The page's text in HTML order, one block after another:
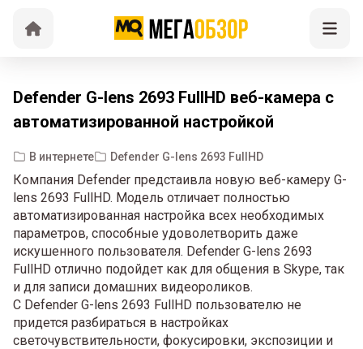
Defender G-lens 2693 FullHD веб-камера с
автоматизированной настройкой
В интернете Defender G-lens 2693 FullHD
Компания Defender предстаивла новую веб-камеру G-
lens 2693 FullHD. Модель отличает полностью
автоматизированная настройка всех необходимых
параметров, способные удоволетворить даже
искушенного пользователя. Defender G-lens 2693
FullHD отлично подойдет как для общения в Skype, так
и для записи домашних видеороликов.
С Defender G-lens 2693 FullHD пользователю не
придется разбираться в настройках
светочувствительности, фокусировки, экспозиции и